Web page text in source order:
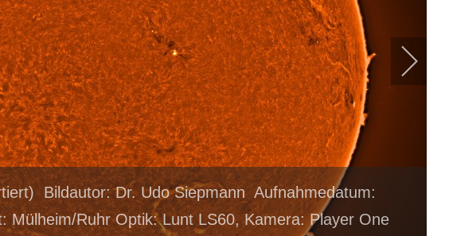
Bildautor: Dr. Udo Siepmann Aufnahmedatum:
Mülheim/Ruhr Optik: Lunt LS60, Kamera: Player One